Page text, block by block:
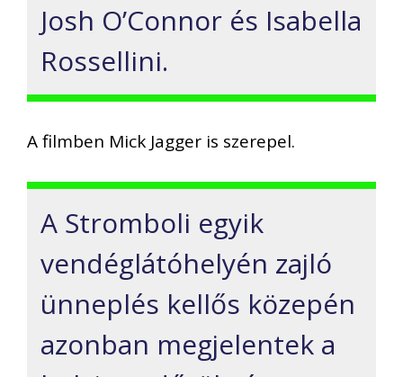
Josh O’Connor és Isabella
Rossellini.
A filmben Mick Jagger is szerepel.
A Stromboli egyik
vendéglátóhelyén zajló
ünneplés kellős közepén
azonban megjelentek a